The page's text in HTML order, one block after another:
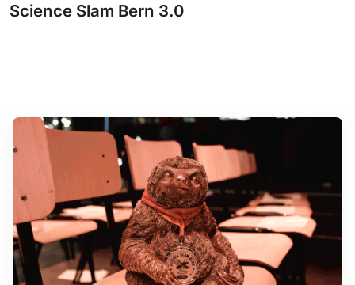
Science Slam Bern 3.0